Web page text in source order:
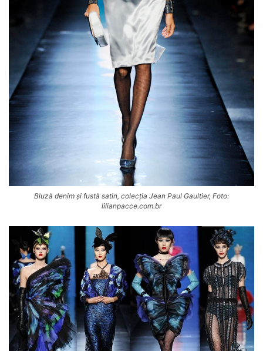
Bluză denim și fustă satin, colecția Jean Paul Gaultier, Foto:
lilianpacce.com.br